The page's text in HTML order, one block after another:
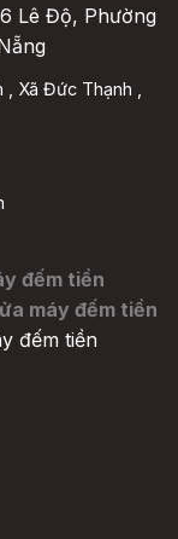
Lê Độ, Phường
Xã Đức Thạnh ,
đếm tiền
máy đếm tiền
đếm tiền